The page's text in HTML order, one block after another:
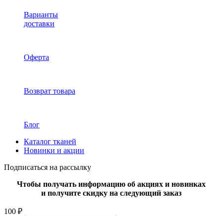
Варианты
доставки
Оферта
Возврат товара
Блог
Каталог тканей
Новинки и акции
Подписаться на рассылку
Чтобы получать информацию об акциях и новинках
и получите скидку на следующий заказ
100 ₽